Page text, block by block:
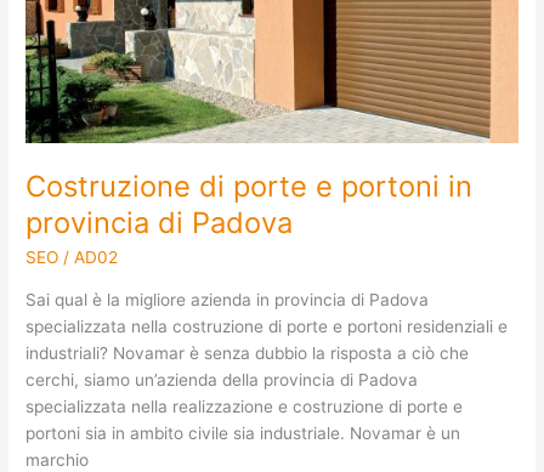
Costruzione di porte e portoni in
provincia di Padova
SEO /AD02
Sai qual è la migliore azienda in provincia di Padova
specializzata nella costruzione di porte e portoni residenziali e
industriali? Novamar è senza dubbio la risposta a ciò che
cerchi, siamo un’azienda della provincia di Padova
specializzata nella realizzazione e costruzione di porte e
portoni sia in ambito civile sia industriale. Novamar è un
marchio
in
provincia
di
Padova